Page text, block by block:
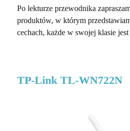
Po lekturze przewodnika
produktów, w którym
cechach, każde w swojej klasie
TP-Link TL-WN722N